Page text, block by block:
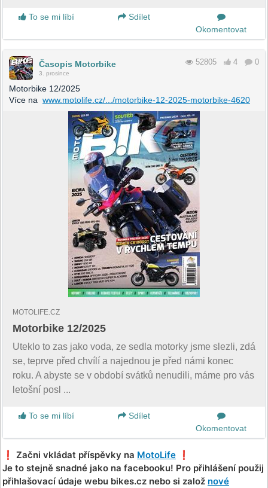
To se mi líbí
Sdílet
Okomentovat
Časopis Motorbike
3. prosince
52805 4 0
Motorbike 12/2025
Více na www.motolife.cz/.../motorbike-12-2025-motorbike-4620
MOTOLIFE.CZ
Motorbike 12/2025
Uteklo to zas jako voda, ze sedla motorky jsme slezli, zdá
se, teprve před chvílí a najednou je před námi konec
roku. A abyste se v období svátků nenudili, máme pro vás
letošní posl ...
To se mi líbí
Sdílet
Okomentovat
❗️ Začni vkládat příspěvky na MotoLife ❗️
Je to stejně snadné jako na facebooku! Pro přihlášení použij
přihlašovací údaje webu bikes.cz nebo si založ nové